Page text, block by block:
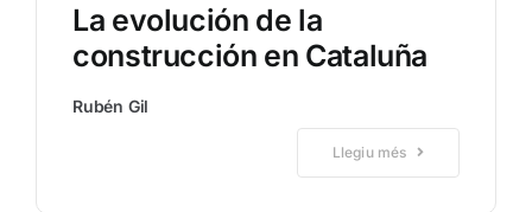
La evolución de la
construcción en Cataluña
Rubén Gil
Llegiu més